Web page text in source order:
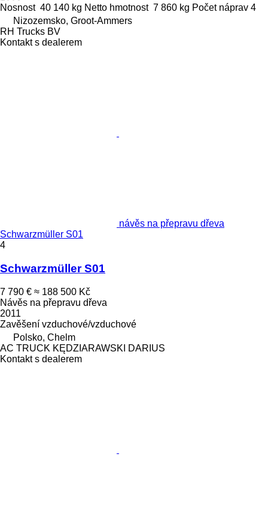
Nosnost 40 140 kg Netto hmotnost 7 860 kg Počet náprav 4
Nizozemsko, Groot-Ammers
RH Trucks BV
Kontakt s dealerem
návěs na přepravu dřeva
Schwarzmüller S01
4
Schwarzmüller S01
7 790 € ≈ 188 500 Kč
Návěs na přepravu dřeva
2011
Zavěšení vzduchové/vzduchové
Polsko, Chelm
AC TRUCK KĘDZIARAWSKI DARIUS
Kontakt s dealerem